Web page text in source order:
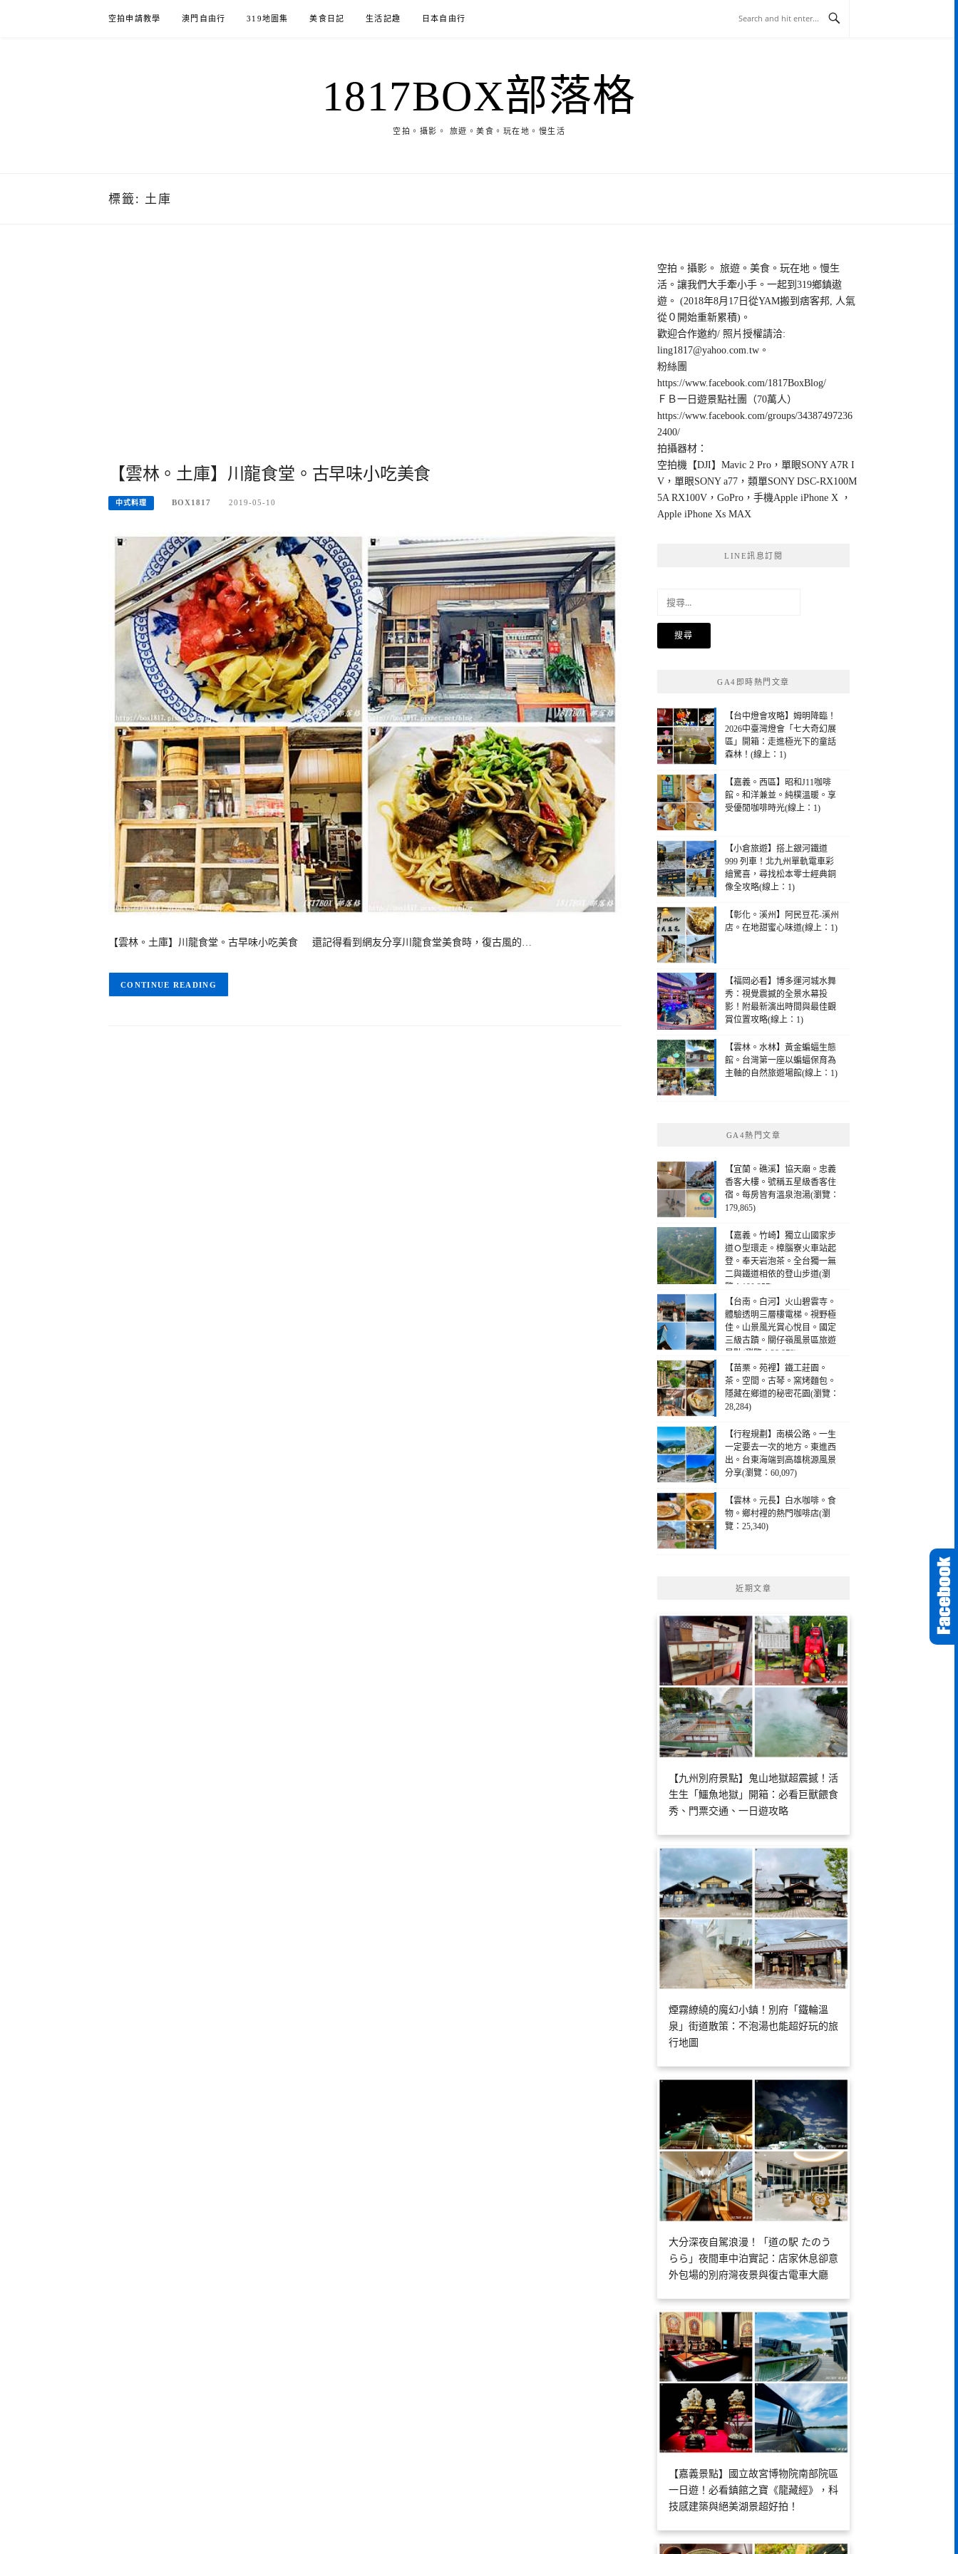
空拍申請教學 澳門自由行 319地圖集 美食日記 生活記趣 日本自由行
1817BOX部落格
空拍。攝影。 旅遊。美食。玩在地。慢生活
標籤: 土庫
【雲林。土庫】川龍食堂。古早味小吃美食
中式料理 BOX1817 2019-05-10
【雲林。土庫】川龍食堂。古早味小吃美食 還記得看到網友分享川龍食堂美食時，復古風的…
CONTINUE READING
空拍。攝影。 旅遊。美食。玩在地。慢生
活。讓我們大手牽小手。一起到319鄉鎮遨
遊。 (2018年8月17日從YAM搬到痞客邦, 人氣
從０開始重新累積)。
歡迎合作邀約/ 照片授權請洽:
ling1817@yahoo.com.tw 。
粉絲團
https://www.facebook.com/1817BoxBlog/
ＦＢ一日遊景點社團（70萬人）
https://www.facebook.com/groups/34387497236
2400/
拍攝器材：
空拍機【DJI】Mavic 2 Pro，單眼SONY A7R I
V，單眼SONY a77，類單SONY DSC-RX100M
5A RX100V，GoPro，手機Apple iPhone X ，
Apple iPhone Xs MAX
LINE訊息訂閱
鍵
GA4即時熱門文章
【台中燈會攻略】姆明降臨！
2026中臺灣燈會「七大奇幻展
區」開箱：走進極光下的童話
森林！(線上：1)
【嘉義。西區】昭和J11咖啡
館。和洋兼並。純樸溫暖。享
受優閒咖啡時光(線上：1)
【小倉旅遊】搭上銀河鐵道
999 列車！北九州單軌電車彩
繪驚喜，尋找松本零士經典銅
像全攻略(線上：1)
【彰化。溪州】阿民豆花-溪州
店。在地甜蜜心味道(線上：1)
【福岡必看】博多運河城水舞
秀：視覺震撼的全景水幕投
影！附最新演出時間與最佳觀
賞位置攻略(線上：1)
【雲林。水林】黃金蝙蝠生態
館。台灣第一座以蝙蝠保育為
主軸的自然旅遊場館(線上：1)
GA4熱門文章
【宜蘭。礁溪】協天廟。忠義
香客大樓。號稱五星級香客住
宿。每房皆有溫泉泡湯(瀏覽：
179,865)
【嘉義。竹崎】獨立山國家步
道Ｏ型環走。樟腦寮火車站起
登。奉天岩泡茶。全台獨一無
二與鐵道相依的登山步道(瀏
覽：190,257)
【台南。白河】火山碧雲寺。
體驗透明三層樓電梯。視野極
佳。山景風光賞心悅目。國定
三級古蹟。關仔嶺風景區旅遊
景點(瀏覽：28,978)
【苗栗。苑裡】鐵工莊園。
茶。空間。古琴。窯烤麵包。
隱藏在鄉道的秘密花園(瀏覽：
28,284)
【行程規劃】南橫公路。一生
一定要去一次的地方。東進西
出。台東海端到高雄桃源風景
分享(瀏覽：60,097)
【雲林。元長】白水咖啡。食
物。鄉村裡的熱門咖啡店(瀏
覽：25,340)
近期文章
【九州別府景點】鬼山地獄超震撼！活
生生「鱷魚地獄」開箱：必看巨獸餵食
秀、門票交通、一日遊攻略
煙霧繚繞的魔幻小鎮！別府「鐵輪溫
泉」街道散策：不泡湯也能超好玩的旅
行地圖
大分深夜自駕浪漫！「道の駅 たのう
らら」夜間車中泊實記：店家休息卻意
外包場的別府灣夜景與復古電車大廳
【嘉義景點】國立故宮博物院南部院區
一日遊！必看鎮館之寶《龍藏經》，科
技感建築與絕美湖景超好拍！